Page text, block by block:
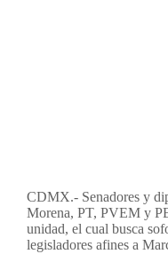
CDMX.- Senadores y
Morena, PT, PVEM y
unidad, el cual busca
legisladores afines a